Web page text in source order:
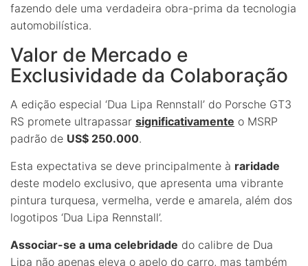
fazendo dele uma verdadeira obra-prima da tecnologia
automobilística.
Valor de Mercado e
Exclusividade da Colaboração
A edição especial ‘Dua Lipa Rennstall’ do Porsche GT3
RS promete ultrapassar significativamente o MSRP
padrão de US$ 250.000.
Esta expectativa se deve principalmente à raridade
deste modelo exclusivo, que apresenta uma vibrante
pintura turquesa, vermelha, verde e amarela, além dos
logotipos ‘Dua Lipa Rennstall’.
Associar-se a uma celebridade do calibre de Dua
Lipa não apenas eleva o apelo do carro, mas também